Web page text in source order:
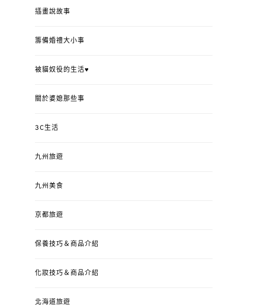
插畫說故事
籌備婚禮大小事
被貓奴役的生活♥
關於婆媳那些事
3C生活
九州旅遊
九州美食
京都旅遊
保養技巧＆商品介紹
化妝技巧＆商品介紹
北海道旅遊